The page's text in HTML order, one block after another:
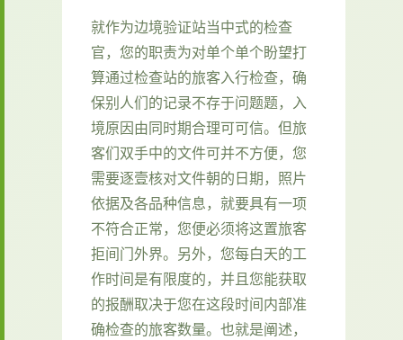
就作为边境验证站当中式的检查
官，您的职责为对单个单个盼望打
算通过检查站的旅客入行检查，确
保别人们的记录不存于问题题，入
境原因由同时期合理可可信。但旅
客们双手中的文件可并不方便，您
需要逐壹核对文件朝的日期，照片
依据及各品种信息，就要具有一项
不符合正常，您便必须将这置旅客
拒间门外界。另外，您每白天的工
作时间是有限度的，并且您能获取
的报酬取决于您在这段时间内部准
确检查的旅客数量。也就是阐述，